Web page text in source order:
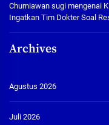
Churniawan sugi mengenai
Ingatkan Tim Dokter Soal
Archives
Agustus 2026
Juli 2026